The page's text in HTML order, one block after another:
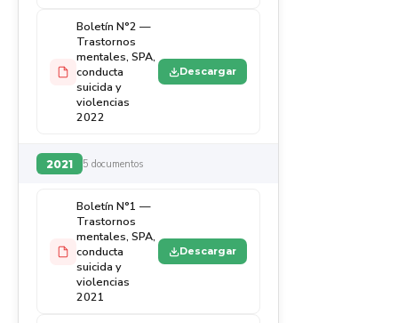
Boletín N°2 —
Trastornos
mentales, SPA,
conducta
suicida y
violencias
2022
Descargar
2021 5 documentos
Boletín N°1 —
Trastornos
mentales, SPA,
conducta
suicida y
violencias
2021
Descargar